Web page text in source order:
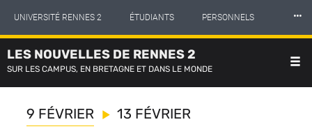
contenu
principal
UNIVERSITÉ RENNES 2 ÉTUDIANTS PERSONNELS
INTERNATIONAL PROFESSIONNELS
LES NOUVELLES DE RENNES 2
⸱⸱⸱
LES NOUVELLES DE RENNES 2
SUR LES CAMPUS, EN BRETAGNE ET DANS LE MONDE
9 FÉVRIER 13 FÉVRIER